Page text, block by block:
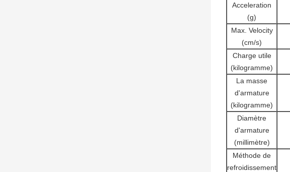
Acceleration
(g)
Max. Velocity
(cm/s)
Charge utile
(kilogramme)
La masse
d'armature
(kilogramme)
Diamètre
d'armature
(millimètre)
Méthode de
refroidissement